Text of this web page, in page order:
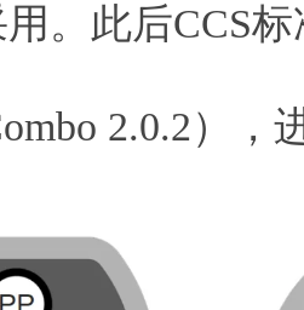
。此后CCS
2.0.2）